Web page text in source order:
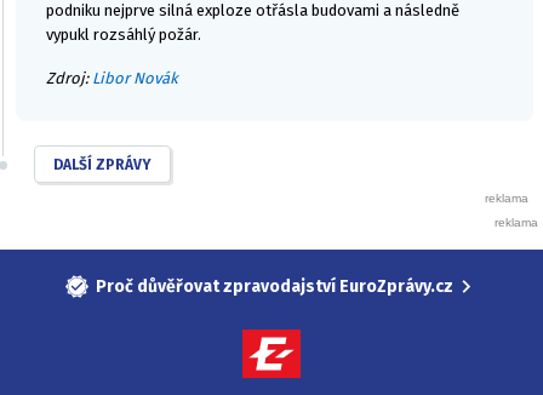
podniku nejprve silná exploze otřásla budovami a následně
vypukl rozsáhlý požár.
Zdroj: Libor Novák
DALŠÍ ZPRÁVY
Proč důvěřovat zpravodajství EuroZprávy.cz